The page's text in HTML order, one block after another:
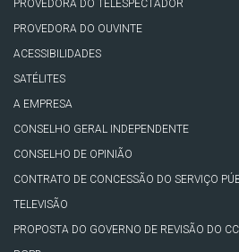
PROVEDORA DO TELESPECTADOR
PROVEDORA DO OUVINTE
ACESSIBILIDADES
SATÉLITES
A EMPRESA
CONSELHO GERAL INDEPENDENTE
CONSELHO DE OPINIÃO
CONTRATO DE CONCESSÃO DO SERVIÇO
TELEVISÃO
PROPOSTA DO GOVERNO DE REVISÃO DO